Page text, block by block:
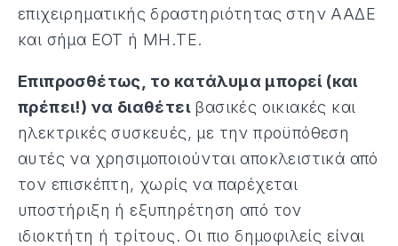
επιχειρηματικής δραστηριότητας στην ΑΑΔΕ
και σήμα ΕΟΤ ή ΜΗ.ΤΕ.
Επιπροσθέτως, το κατάλυμα μπορεί (και
πρέπει!) να διαθέτει βασικές οικιακές και
ηλεκτρικές συσκευές, με την προϋπόθεση
αυτές να χρησιμοποιούνται αποκλειστικά από
τον επισκέπτη, χωρίς να παρέχεται
υποστήριξη ή εξυπηρέτηση από τον
ιδιοκτήτη ή τρίτους. Οι πιο δημοφιλείς είναι